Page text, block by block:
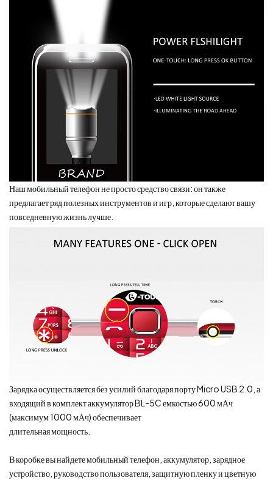
Наш мобильный телефон не просто средство связи: он также
предлагает ряд полезных инструментов и игр, которые сделают вашу
повседневную жизнь лучше.
Зарядка осуществляется без усилий благодаря порту Micro USB 2.0, а
входящий в комплект аккумулятор BL-5C емкостью 600 мАч
(максимум 1000 мАч) обеспечивает
длительная мощность.
В коробке вы найдете мобильный телефон, аккумулятор, зарядное
устройство, руководство пользователя, защитную пленку и цветную